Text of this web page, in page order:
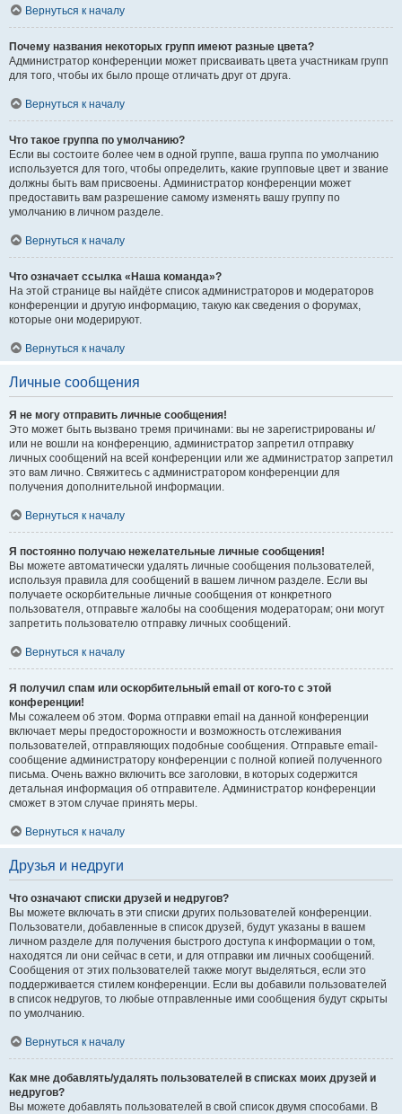
Вернуться к началу
Почему названия некоторых групп имеют разные цвета?
Администратор конференции может присваивать цвета участникам групп
для того, чтобы их было проще отличать друг от друга.
Вернуться к началу
Что такое группа по умолчанию?
Если вы состоите более чем в одной группе, ваша группа по умолчанию
используется для того, чтобы определить, какие групповые цвет и звание
должны быть вам присвоены. Администратор конференции может
предоставить вам разрешение самому изменять вашу группу по
умолчанию в личном разделе.
Вернуться к началу
Что означает ссылка «Наша команда»?
На этой странице вы найдёте список администраторов и модераторов
конференции и другую информацию, такую как сведения о форумах,
которые они модерируют.
Вернуться к началу
Личные сообщения
Я не могу отправить личные сообщения!
Это может быть вызвано тремя причинами: вы не зарегистрированы и/
или не вошли на конференцию, администратор запретил отправку
личных сообщений на всей конференции или же администратор запретил
это вам лично. Свяжитесь с администратором конференции для
получения дополнительной информации.
Вернуться к началу
Я постоянно получаю нежелательные личные сообщения!
Вы можете автоматически удалять личные сообщения пользователей,
используя правила для сообщений в вашем личном разделе. Если вы
получаете оскорбительные личные сообщения от конкретного
пользователя, отправьте жалобы на сообщения модераторам; они могут
запретить пользователю отправку личных сообщений.
Вернуться к началу
Я получил спам или оскорбительный email от кого-то с этой
конференции!
Мы сожалеем об этом. Форма отправки email на данной конференции
включает меры предосторожности и возможность отслеживания
пользователей, отправляющих подобные сообщения. Отправьте email-
сообщение администратору конференции с полной копией полученного
письма. Очень важно включить все заголовки, в которых содержится
детальная информация об отправителе. Администратор конференции
сможет в этом случае принять меры.
Вернуться к началу
Друзья и недруги
Что означают списки друзей и недругов?
Вы можете включать в эти списки других пользователей конференции.
Пользователи, добавленные в список друзей, будут указаны в вашем
личном разделе для получения быстрого доступа к информации о том,
находятся ли они сейчас в сети, и для отправки им личных сообщений.
Сообщения от этих пользователей также могут выделяться, если это
поддерживается стилем конференции. Если вы добавили пользователей
в список недругов, то любые отправленные ими сообщения будут скрыты
по умолчанию.
Вернуться к началу
Как мне добавлять/удалять пользователей в списках моих друзей и
недругов?
Вы можете добавлять пользователей в свой список двумя способами. В